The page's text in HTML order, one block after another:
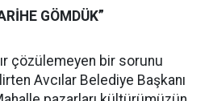
GÖMDÜK”
çözülemeyen bir sorunu
Avcılar Belediye Başkanı